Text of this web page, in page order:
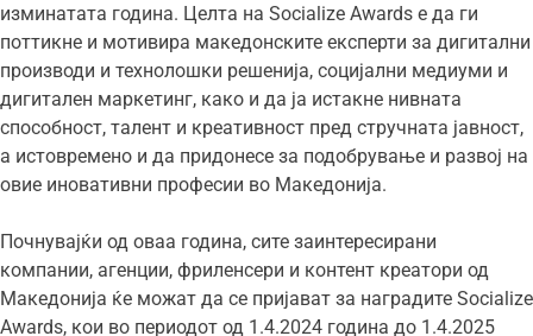
изминатата година. Целта на Socialize Awards е да ги
поттикне и мотивира македонските експерти за дигитални
производи и технолошки решенија, социјални медиуми и
дигитален маркетинг, како и да ја истакне нивната
способност, талент и креативност пред стручната јавност,
а истовремено и да придонесе за подобрување и развој на
овие иновативни професии во Македонија.
Почнувајќи од оваа година, сите заинтересирани
компании, агенции, фриленсери и контент креатори од
Македонија ќе можат да се пријават за наградите Socialize
Awards, кои во периодот од 1.4.2024 година до 1.4.2025